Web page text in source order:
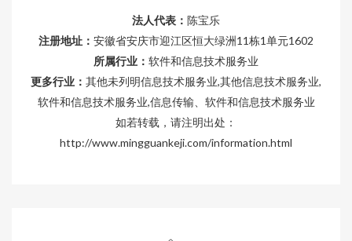
法人代表： 陈宝乐
注册地址： 安徽省安庆市迎江区恒大绿洲11栋1单元1602
所属行业： 软件和信息技术服务业
更多行业： 其他未列明信息技术服务业,其他信息技术服务业,
软件和信息技术服务业,信息传输、软件和信息技术服务业
如若转载，请注明出处：
http://www.mingguankeji.com/information.html